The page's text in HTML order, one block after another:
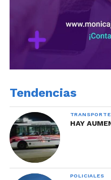
Tendencias
HAY
POLICIALES